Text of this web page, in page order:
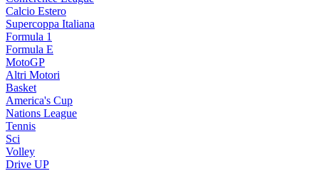
Calcio Estero
Supercoppa Italiana
Formula 1
Formula E
MotoGP
Altri Motori
Basket
America's Cup
Nations League
Tennis
Sci
Volley
Drive UP